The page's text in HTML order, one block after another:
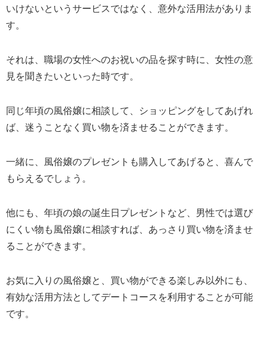
いけないというサービスではなく、意外な活用法がありま
す。
それは、職場の女性へのお祝いの品を探す時に、女性の意
見を聞きたいといった時です。
同じ年頃の風俗嬢に相談して、ショッピングをしてあげれ
ば、迷うことなく買い物を済ませることができます。
一緒に、風俗嬢のプレゼントも購入してあげると、喜んで
もらえるでしょう。
他にも、年頃の娘の誕生日プレゼントなど、男性では選び
にくい物も風俗嬢に相談すれば、あっさり買い物を済ませ
ることができます。
お気に入りの風俗嬢と、買い物ができる楽しみ以外にも、
有効な活用方法としてデートコースを利用することが可能
です。